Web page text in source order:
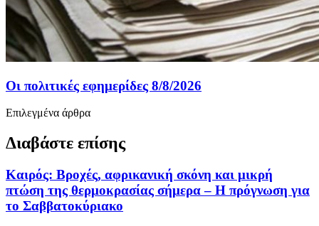
Οι πολιτικές εφημερίδες 8/8/2026
Επιλεγμένα άρθρα
Διαβάστε επίσης
Καιρός: Βροχές, αφρικανική σκόνη και μικρή
πτώση της θερμοκρασίας σήμερα – Η πρόγνωση για
το Σαββατοκύριακο